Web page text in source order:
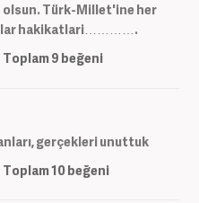
Türk-Millet'ine her
hakikatlari………….
Toplam9 beğeni
gerçekleri unuttuk
Toplam10beğeni